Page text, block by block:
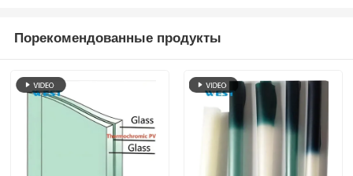
Порекомендованные продукты